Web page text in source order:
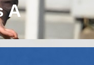
A